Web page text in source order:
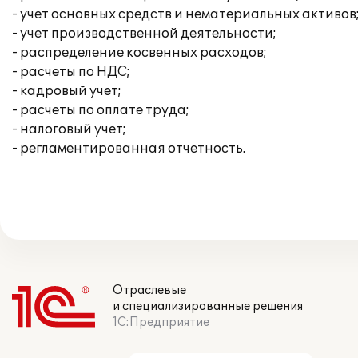
- учет основных средств и нематериальных
- учет производственной деятельности;
- распределение косвенных расходов;
- расчеты по НДС;
- кадровый учет;
- расчеты по оплате труда;
- налоговый учет;
- регламентированная отчетность.
Отраслевые
и специализированные решения
1С:Предприятие